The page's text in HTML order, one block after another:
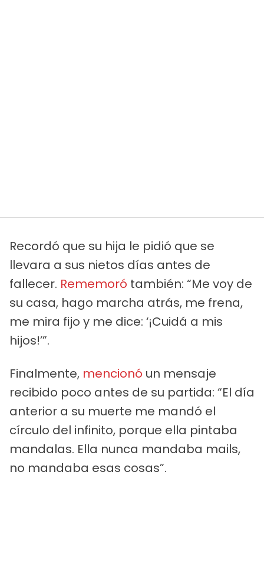
Recordó que su hija le pidió que se
llevara a sus nietos días antes de
fallecer. Rememoró también: “Me voy de
su casa, hago marcha atrás, me frena,
me mira fijo y me dice: ‘¡Cuidá a mis
hijos!’”.
Finalmente, mencionó un mensaje
recibido poco antes de su partida: “El día
anterior a su muerte me mandó el
círculo del infinito, porque ella pintaba
mandalas. Ella nunca mandaba mails,
no mandaba esas cosas”.